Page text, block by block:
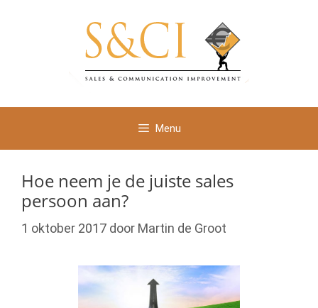
Menu
Hoe neem je de juiste sales
persoon aan?
1 oktober 2017 door Martin de Groot